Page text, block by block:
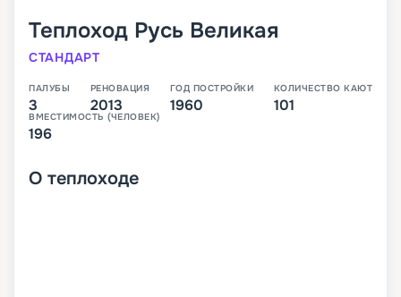
Теплоход Русь Великая
СТАНДАРТ
ПАЛУБЫ
3
РЕНОВАЦИЯ
2013
ГОД ПОСТРОЙКИ
1960
КОЛИЧЕСТВО КАЮТ
101
ВМЕСТИМОСТЬ (ЧЕЛОВЕК)
196
О теплоходе